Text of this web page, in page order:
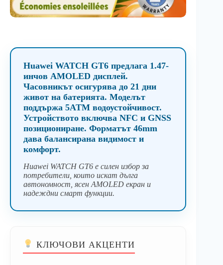
Huawei WATCH GT6 предлага 1.47-
инчов AMOLED дисплей.
Часовникът осигурява до 21 дни
живот на батерията. Моделът
поддържа 5ATM водоустойчивост.
Устройството включва NFC и GNSS
позициониране. Форматът 46mm
дава балансирана видимост и
комфорт.
Huawei WATCH GT6 е силен избор за
потребители, които искат дълга
автономност, ясен AMOLED екран и
надеждни смарт функции.
КЛЮЧОВИ АКЦЕНТИ